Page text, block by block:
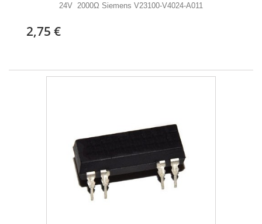
24V 2000Ω Siemens V23100-V4024-A011
2,75 €